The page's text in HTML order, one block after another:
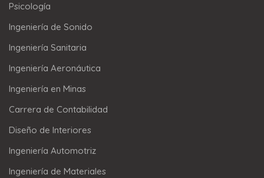
Psicología
Ingeniería de Sonido
Ingeniería Sanitaria
Ingeniería Aeronáutica
Ingeniería en Minas
Carrera de Contabilidad
Diseño de Interiores
Ingeniería Automotriz
Ingeniería de Materiales